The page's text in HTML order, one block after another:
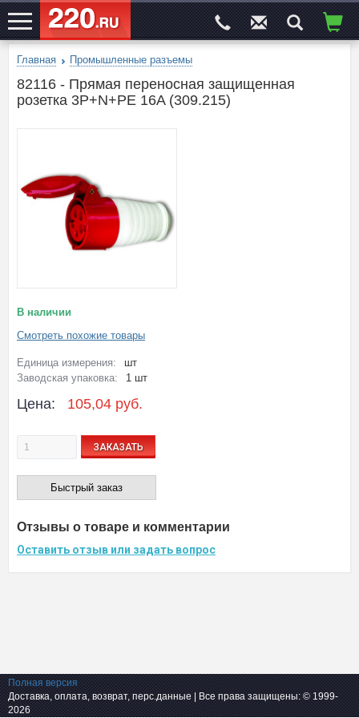
ЭЛЕКТРОСАЙТ№1
Главная Промышленные разъемы
82116 - Прямая переносная защищенная
розетка 3P+N+PE 16A (309.215)
В наличии
Смотреть похожие товары
Единица измерения:
шт
Заводская упаковка:
1 шт
Цена: 105,04 руб.
ЗАКАЗАТЬ
Быстрый заказ
Отзывы о товаре и комментарии
Оставить отзыв или задать вопрос
Полная версия
Доставка, оплата, возврат, перс.данные | Все права защищены: © 1999-
2026